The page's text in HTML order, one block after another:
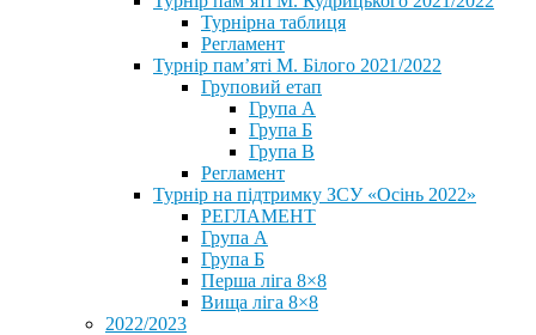
Турнірна таблиця
Регламент
Турнір пам’яті М. Білого 2021/2022
Груповий етап
Група А
Група Б
Група В
Регламент
Турнір на підтримку ЗСУ «Осінь 2022»
РЕГЛАМЕНТ
Група А
Група Б
Перша ліга 8×8
Вища ліга 8×8
2022/2023